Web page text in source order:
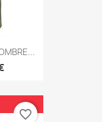
favorite_border